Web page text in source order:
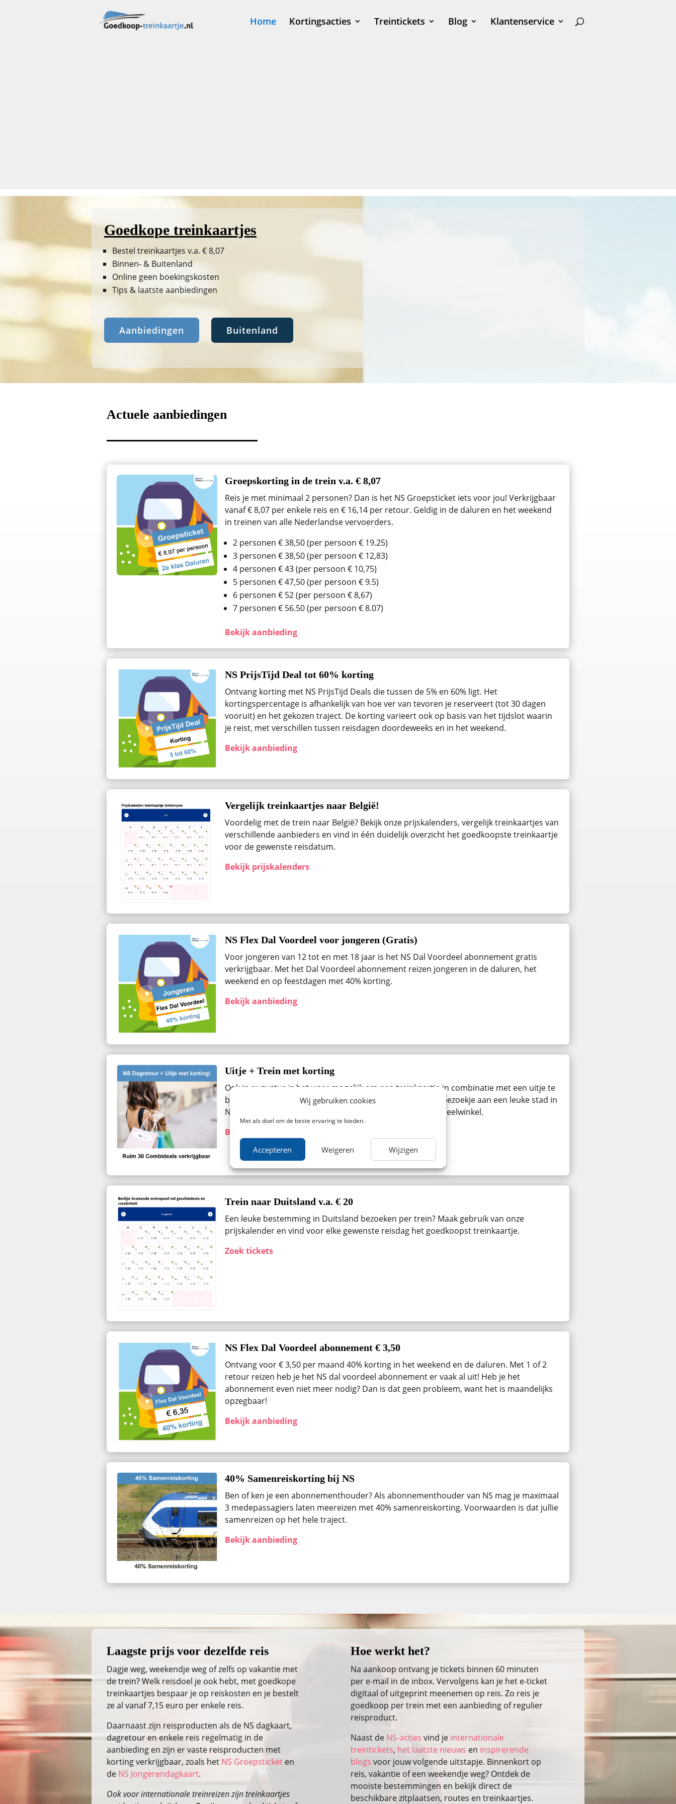
Wij gebruiken cookies
Met als doel om de beste ervaring te bieden.
Accepteren Weigeren Wijzigen
Home Kortingsacties Treintickets Blog Klantenservice
Goedkope treinkaartjes
Bestel treinkaartjes v.a. € 8,07
Binnen- & Buitenland
Online geen boekingskosten
Tips & laatste aanbiedingen
Aanbiedingen Buitenland
Actuele aanbiedingen
Groepskorting in de trein v.a. € 8,07
Reis je met minimaal 2 personen? Dan is het NS Groepsticket iets voor jou! Verkrijgbaar
vanaf € 8,07 per enkele reis en € 16,14 per retour. Geldig in de daluren en het weekend
in treinen van alle Nederlandse vervoerders.
2 personen € 38,50 (per persoon € 19.25)
3 personen € 38,50 (per persoon € 12,83)
4 personen € 43 (per persoon € 10,75)
5 personen € 47,50 (per persoon € 9.5)
6 personen € 52 (per persoon € 8,67)
7 personen € 56.50 (per persoon € 8.07)
Bekijk aanbieding
NS PrijsTijd Deal tot 60% korting
Ontvang korting met NS PrijsTijd Deals die tussen de 5% en 60% ligt. Het
kortingspercentage is afhankelijk van hoe ver van tevoren je reserveert (tot 30 dagen
vooruit) en het gekozen traject. De korting varieert ook op basis van het tijdslot waarin
je reist, met verschillen tussen reisdagen doordeweeks en in het weekend.
Bekijk aanbieding
Vergelijk treinkaartjes naar België!
Voordelig met de trein naar België? Bekijk onze prijskalenders, vergelijk treinkaartjes van
verschillende aanbieders en vind in één duidelijk overzicht het goedkoopste treinkaartje
voor de gewenste reisdatum.
Bekijk prijskalenders
NS Flex Dal Voordeel voor jongeren (Gratis)
Voor jongeren van 12 tot en met 18 jaar is het NS Dal Voordeel abonnement gratis
verkrijgbaar. Met het Dal Voordeel abonnement reizen jongeren in de daluren, het
weekend en op feestdagen met 40% korting.
Bekijk aanbieding
Uitje + Trein met korting
Ook in augustus ​is het weer mogelijk om een treinkaartje in combinatie met een uitje te
bestellen. Denk aan een pretpark, een beurs, museum of bezoekje aan een leuke stad in
Nederland. Bekijk alle beschikbare uitjes van de NS Spoordeelwinkel.
Bekijk aanbieding
Trein naar Duitsland v.a. € 20
Een leuke bestemming in Duitsland bezoeken per trein? Maak gebruik van onze
prijskalender en vind voor elke gewenste reisdag het goedkoopst treinkaartje.
Zoek tickets
NS Flex Dal Voordeel abonnement € 3,50
Ontvang voor € 3,50 per maand 40% korting in het weekend en de daluren. Met 1 of 2
retour reizen heb je het NS dal voordeel abonnement er vaak al uit! Heb je het
abonnement even niet meer nodig? Dan is dat geen probleem, want het is maandelijks
opzegbaar!
Bekijk aanbieding
40% Samenreiskorting bij NS
Ben of ken je een abonnementhouder? Als abonnementhouder van NS mag je maximaal
3 medepassagiers laten meereizen met 40% samenreiskorting. Voorwaarden is dat jullie
samenreizen op het hele traject.
Bekijk aanbieding
Laagste prijs voor dezelfde reis
Dagje weg, weekendje weg of zelfs op vakantie met
de trein? Welk reisdoel je ook hebt, met goedkope
treinkaartjes bespaar je op reiskosten en je bestelt
ze al vanaf 7,15 euro per enkele reis.
Daarnaast zijn reisproducten als de NS dagkaart,
dagretour en enkele reis regelmatig in de
aanbieding en zijn er vaste reisproducten met
korting verkrijgbaar, zoals het NS Groepsticketen
de NS Jongerendagkaart.
Ook voor internationale treinreizen zijn treinkaartjes
Hoe werkt het?
Na aankoop ontvang je tickets binnen 60 minuten
per e-mail in de inbox. Vervolgens kan je het e-ticket
digitaal of uitgeprint meenemen op reis. Zo reis je
goedkoop per trein met een aanbieding of regulier
reisproduct.
Naast de NS-acties vind je internationale
treintickets, het laatste nieuws en inspirerende
blogs voor jouw volgende uitstapje. Binnenkort op
reis, vakantie of een weekendje weg? Ontdek de
mooiste bestemmingen en bekijk direct de
beschikbare zitplaatsen, routes en treinkaartjes.